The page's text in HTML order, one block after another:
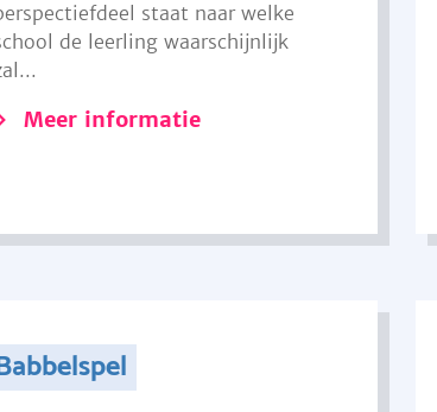
staat naar welke
de leerling waarschijnlijk
Meer informatie